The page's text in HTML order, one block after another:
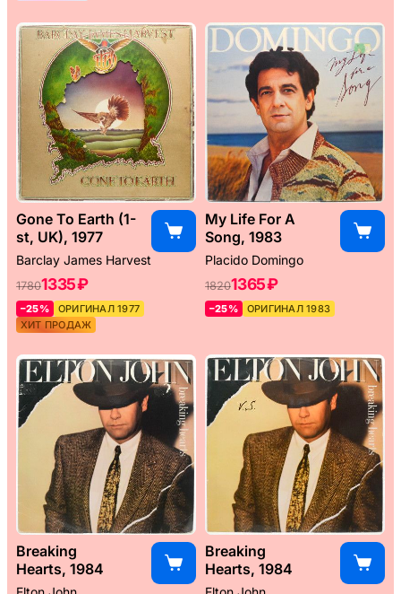
Gone To Earth (1-
st, UK), 1977
Barclay James Harvest
17801335 ₽
–25%
ОРИГИНАЛ 1977
ХИТ ПРОДАЖ
My Life For A
Song, 1983
Placido Domingo
18201365 ₽
–25% ОРИГИНАЛ 1983
Breaking
Hearts, 1984
Breaking
Hearts, 1984